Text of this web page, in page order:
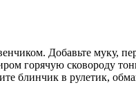
Добавьте муку,
горячую сковороду
блинчик в рулетик,